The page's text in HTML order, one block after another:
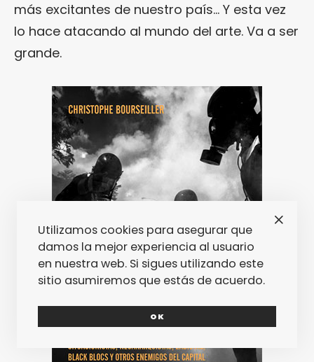
más excitantes de nuestro país… Y esta vez
lo hace atacando al mundo del arte. Va a ser
grande.
Utilizamos cookies para asegurar que
damos la mejor experiencia al usuario
en nuestra web. Si sigues utilizando este
sitio asumiremos que estás de acuerdo.
OK